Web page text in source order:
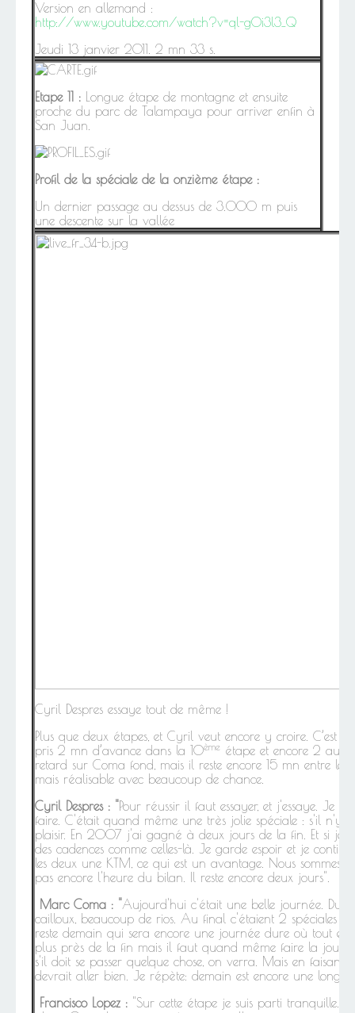
Version en allemand :
http://www.youtube.com/watch?v=ql-gOi3l3_Q
Jeudi 13 janvier 2011. 2 mn 33 s.
Etape 11 : Longue étape de montagne et ensuite
proche du parc de Talampaya pour arriver enfin à
San Juan.
Profil de la spéciale de la onzième étape :
Un dernier passage au dessus de 3.000 m puis
une descente sur la vallée
Cyril Despres essaye tout de même !
Plus que deux étapes, et Cyril veut encore y croire. C’est
pris 2 mn d’avance dans la 10ème étape et encore 2
retard sur Coma fond, mais il reste encore 15 mn entre les
mais réalisable avec beaucoup de chance.
Cyril Despres : "Pour réussir il faut essayer, et j'essaye. Je
faire. C'était quand même une très jolie spéciale : s'il n'y
plaisir. En 2007 j'ai gagné à deux jours de la fin. Et si je
des cadences comme celles-là. Je garde espoir et je
les deux une KTM, ce qui est un avantage. Nous sommes
pas encore l'heure du bilan. Il reste encore deux jours".
Marc Coma : "Aujourd'hui c'était une belle journée.
cailloux, beaucoup de rios. Au final c'étaient 2 spéciales
reste demain qui sera encore une journée dure où tout est
plus près de la fin mais il faut quand même faire la
s'il doit se passer quelque chose, on verra. Mais en faisant
devrait aller bien. Je répète: demain est encore une
Francisco Lopez : "Sur cette étape je suis parti tranquille.